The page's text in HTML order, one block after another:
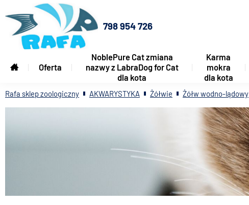
798 954 726
Oferta
NoblePure Cat zmiana
nazwy z LabraDog for Cat
dla kota
Karma
mokra
dla kota
Rafa sklep zoologiczny AKWARYSTYKA Żółwie Żółw wodno-lądowy